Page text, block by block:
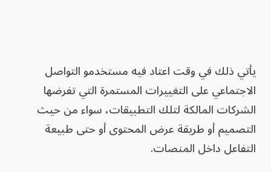
يأتي ذلك في وقت اعتاد فيه مستخدمو التواصل
الاجتماعي على التغييرات المستمرة التي تفرضها
الشركات المالكة لتلك التطبيقات، سواء من حيث
التصميم أو طريقة عرض المحتوى أو حتى طبيعة
التفاعل داخل المنصات.